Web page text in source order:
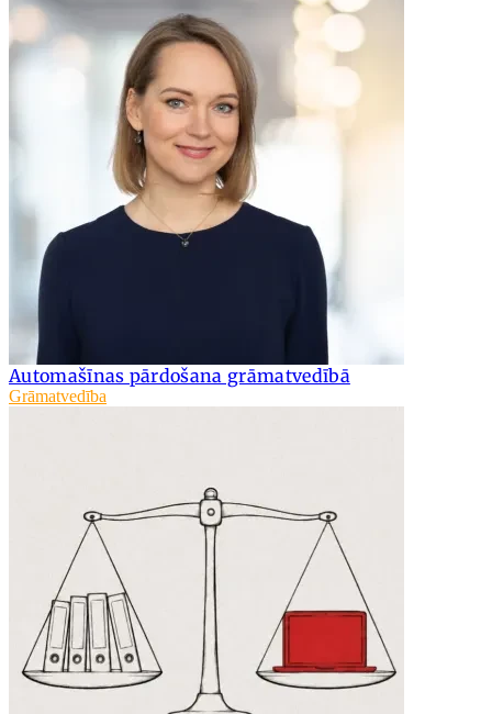
Automašīnas pārdošana grāmatvedībā
Grāmatvedība